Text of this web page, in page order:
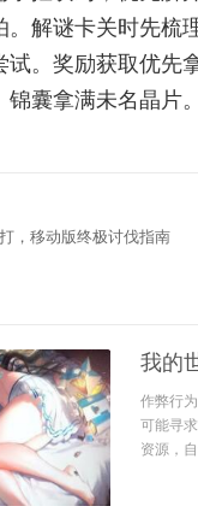
。解谜卡关时先梳
试。奖励获取优先
锦囊拿满未名晶片
，移动版终极讨伐指南
我的
作弊行
可能寻
资源，